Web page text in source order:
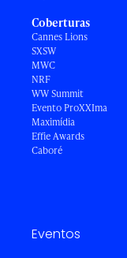
Coberturas
Cannes Lions
SXSW
MWC
NRF
WW Summit
Evento ProXXIma
Maximídia
Effie Awards
Caboré
Eventos